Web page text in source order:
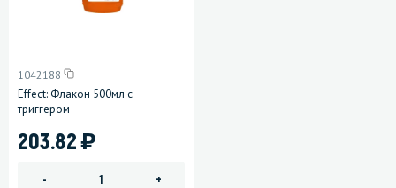
1042188
Effect: Флакон 500мл с
триггером
203.82)
- +